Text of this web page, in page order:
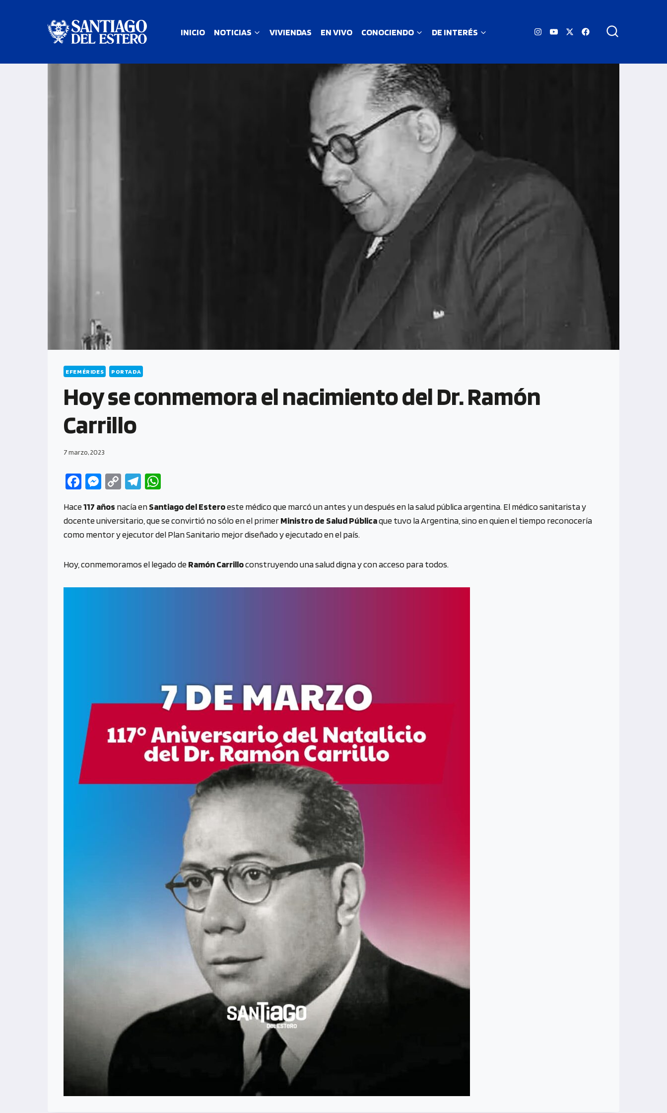
INICIO NOTICIAS VIVIENDAS EN VIVO CONOCIENDO DE INTERÉS
EFEMÉRIDES PORTADA
Hoy se conmemora el nacimiento del Dr. Ramón
Carrillo
7 marzo, 2023
Fa
b
o
k
M
se
n
er
C
py
Li
n
k
Te
gr
a
at
s
p
Hace117 años nacía enSantiago del Esteroeste médico que marcó un antes y un después en la salud pública argentina. El médico sanitarista y
docente universitario, que se convirtió no sólo en el primerMinistro de Salud Públicaque tuvo la Argentina, sino en quien el tiempo reconocería
como mentor y ejecutor del Plan Sanitario mejor diseñado y ejecutado en el país.
Hoy, conmemoramos el legado deRamón Carrilloconstruyendo una salud digna y con acceso para todos.